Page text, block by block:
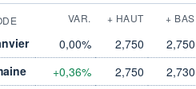
VAR. + HAUT + BAS
0,00% 2,750
2,750
+0,36% 2,750
2,730